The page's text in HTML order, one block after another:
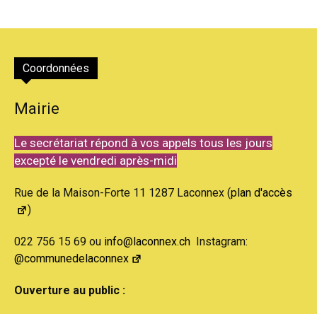
Coordonnées
Mairie
Le secrétariat répond à vos appels tous les jours
excepté le vendredi après-midi
Rue de la Maison-Forte 11 1287 Laconnex (plan d'accès
)
022 756 15 69 ou info@laconnex.ch Instagram:
@communedelaconnex
Ouverture au public :